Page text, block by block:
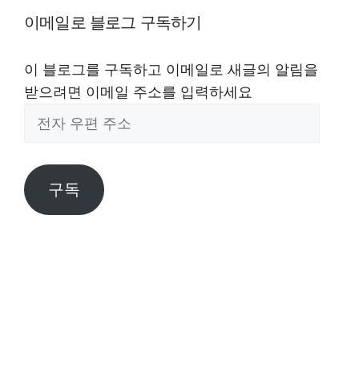
이메일로 블로그 구독하기
이 블로그를 구독하고 이메일로 새글의 알림을
받으려면 이메일 주소를 입력하세요
편
주
구독